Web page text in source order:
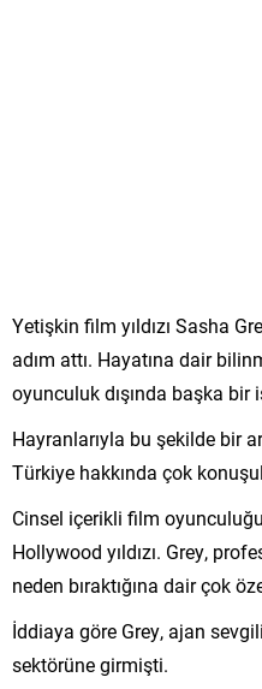
Yetişkin film yıldızı Sasha
adım attı. Hayatına dair
oyunculuk dışında başka bir
Hayranlarıyla bu şekilde bir
Türkiye hakkında çok
Cinsel içerikli film
Hollywood yıldızı. Grey,
neden bıraktığına dair çok
İddiaya göre Grey, ajan
sektörüne girmişti.